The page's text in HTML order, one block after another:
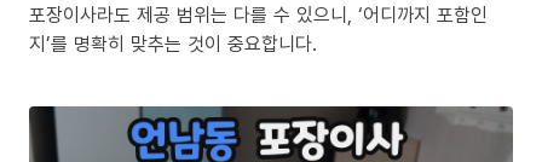
포장이사라도 제공 범위는 다를 수 있으니, ‘어디까지 포함인
지’를 명확히 맞추는 것이 중요합니다.